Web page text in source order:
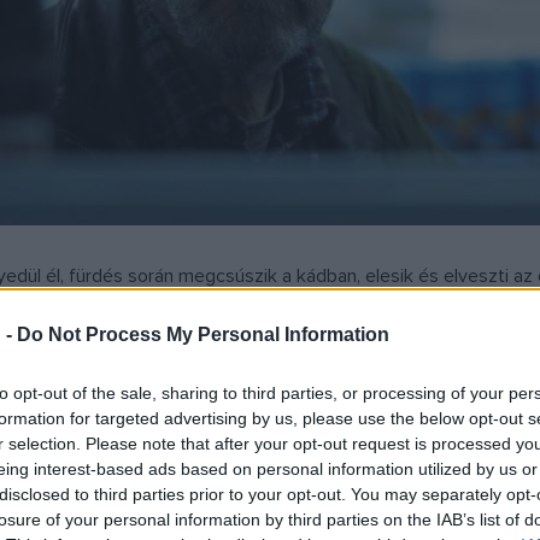
- Do Not Process My Personal Information
opt-out of the sale, sharing to third parties, or processing of your
for targeted advertising by us, please use the below opt-out
selection. Please note that after your opt-out request is processed
interest-based ads based on personal information utilized by us
to third parties prior to your opt-out. You may separately
of your personal information by third parties on the IAB’s list of
él, fürdés során megcsúszik a kádban, elesik és elveszti
ez nem az első eset volt. Értesítik a fiát, hogy jöjjön érte, és
a családjával, de az apját nem tudja magával vinni,
ellátni, és hajtogatja, hogy: „vigyél haza”, a fia végül
és nem is olcsó mulatság. Sokat tudnék erről
mert vagy borzalmas, vagy egész egyszerűen
–, és próbálja elintézni, hogy hivatalosan